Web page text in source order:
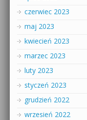
czerwiec 2023
maj 2023
kwiecień 2023
marzec 2023
luty 2023
styczeń 2023
grudzień 2022
wrzesień 2022